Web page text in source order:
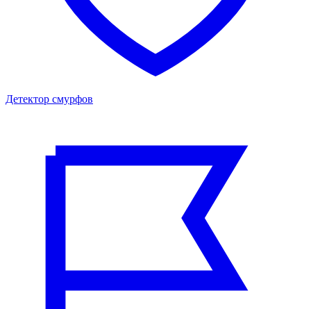
Детектор смурфов